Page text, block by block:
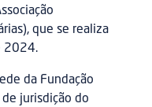
que se realiza
2024.
da Fundação
de jurisdição do